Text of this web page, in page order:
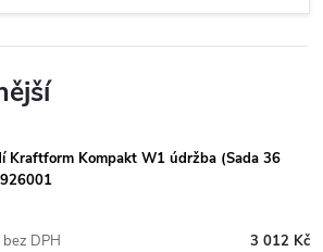
Kraftform Kompakt W1 údržba (Sada 36
3 012 Kč
DPH